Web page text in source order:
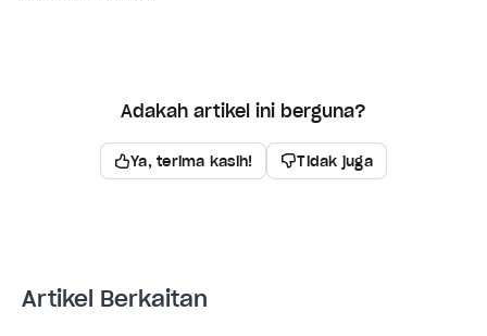
Adakah artikel ini berguna?
Ya, terima kasih! Tidak juga
Artikel Berkaitan